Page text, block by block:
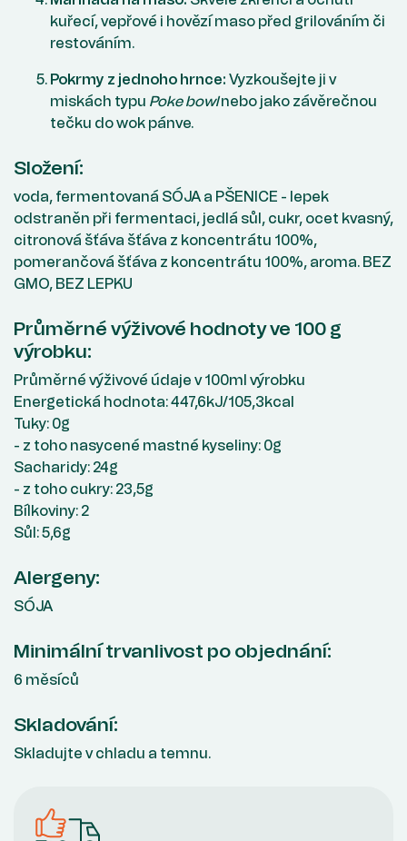
kuřecí, vepřové i hovězí maso před grilováním či
restováním.
Pokrmy z jednoho hrnce: Vyzkoušejte ji v
miskách typu Poke bowlnebo jako závěrečnou
tečku do wok pánve.
Složení:
voda, fermentovaná SÓJA a PŠENICE - lepek
odstraněn při fermentaci, jedlá sůl, cukr, ocet kvasný,
citronová šťáva šťáva z koncentrátu 100%,
pomerančová šťáva z koncentrátu 100%, aroma. BEZ
GMO, BEZ LEPKU
Průměrné výživové hodnoty ve 100 g
výrobku:
Průměrné výživové údaje v 100ml výrobku
Energetická hodnota: 447,6kJ/105,3kcal
Tuky: 0g
- z toho nasycené mastné kyseliny: 0g
Sacharidy: 24g
- z toho cukry: 23,5g
Bílkoviny: 2
Sůl: 5,6g
Alergeny:
SÓJA
Minimální trvanlivost po objednání:
6 měsíců
Skladování:
Skladujte v chladu a temnu.